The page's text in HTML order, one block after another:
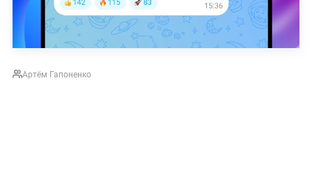
Артём Гапоненко